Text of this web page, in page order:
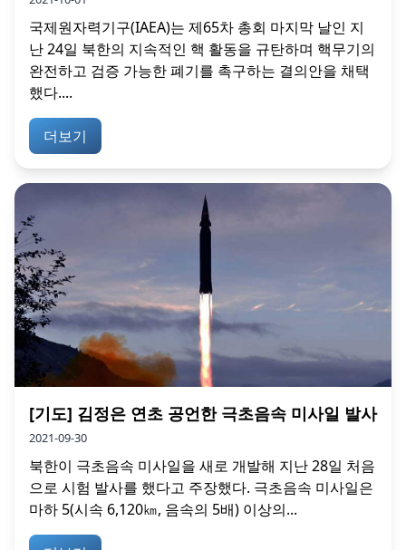
국제원자력기구(IAEA)는 제65차 총회 마지막 날인 지
난 24일 북한의 지속적인 핵 활동을 규탄하며 핵무기의
완전하고 검증 가능한 폐기를 촉구하는 결의안을 채택
했다....
더보기
[기도] 김정은 연초 공언한 극초음속 미사일 발사
2021-09-30
북한이 극초음속 미사일을 새로 개발해 지난 28일 처음
으로 시험 발사를 했다고 주장했다. 극초음속 미사일은
마하 5(시속 6,120㎞, 음속의 5배) 이상의...